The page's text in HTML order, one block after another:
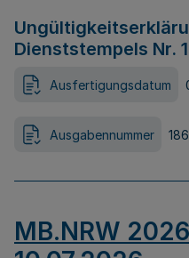
Dienststempels Nr.
Ausfertigungsdatum
Ausgabennummer 186
MB.NRW